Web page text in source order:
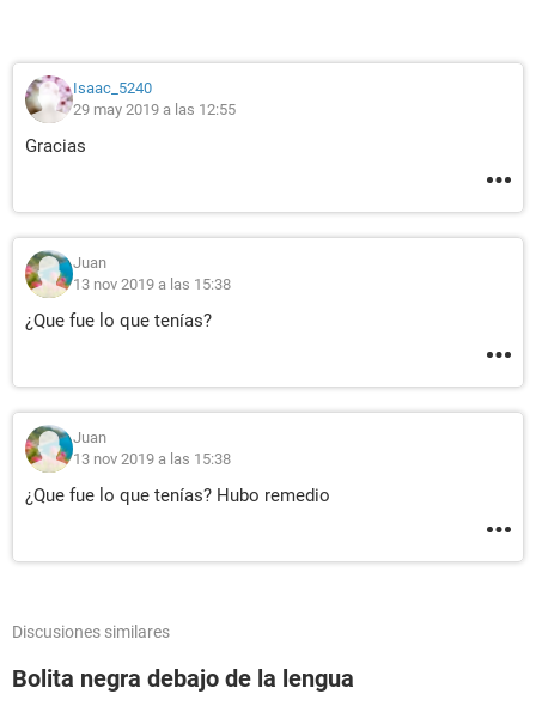
Isaac_5240
29 may 2019 a las 12:55
Gracias
Juan
13 nov 2019 a las 15:38
¿Que fue lo que tenías?
Juan
13 nov 2019 a las 15:38
¿Que fue lo que tenías? Hubo remedio
Discusiones similares
Bolita negra debajo de la lengua